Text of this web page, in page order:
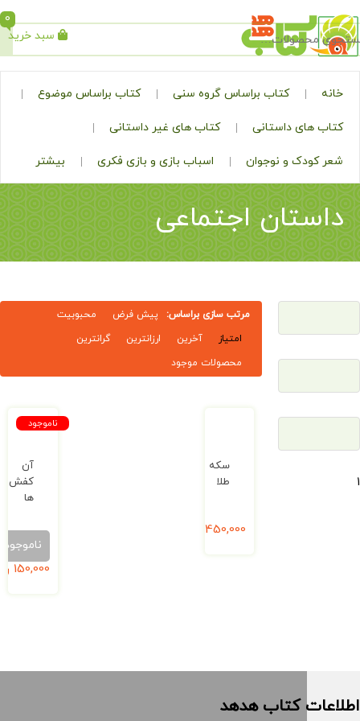
جستجو سبد خرید
0
کتاب براساس گروه سنی کتاب براساس موضوع
داستانی کتاب های غیر داستانی
و نوجوان اسباب بازی و بازی فکری بیشتر
اجتماعی
مرتب سازی براساس: پیش فرض
محبوبیت
امتیاز
آخرین ارزانترین
گرانترین
محصولات موجود
ریال
ریال
کتاب هدهد